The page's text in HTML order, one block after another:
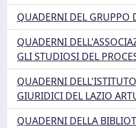
QUADERNI DEL GRUPPO
QUADERNI
GLI STUDIOSI DEL
QUADERNI
GIURIDICI DEL LAZIO
QUADERNI DELLA